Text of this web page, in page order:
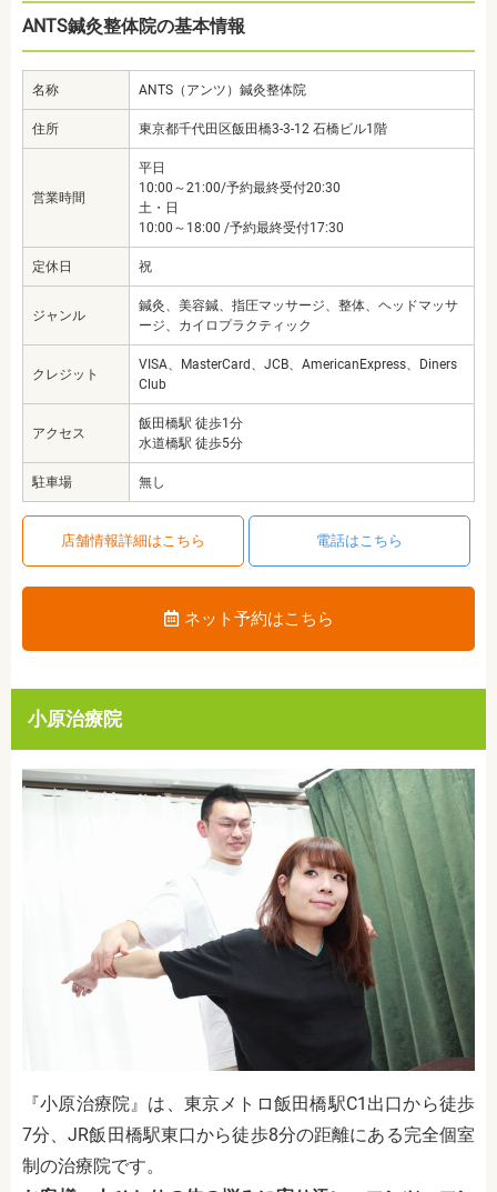
ANTS鍼灸整体院の基本情報
名称 ANTS（アンツ）鍼灸整体院
住所 東京都千代田区飯田橋3-3-12 石橋ビル1階
営業時間
平日
10:00～21:00/予約最終受付20:30
土・日
10:00～18:00 /予約最終受付17:30
定休日 祝
ジャンル
鍼灸、美容鍼、指圧マッサージ、整体、ヘッドマッサ
ージ、カイロプラクティック
クレジット
VISA、MasterCard、JCB、AmericanExpress、Diners
Club
アクセス
飯田橋駅 徒歩1分
水道橋駅 徒歩5分
駐車場 無し
店舗情報詳細はこちら 電話はこちら
ネット予約はこちら
小原治療院
『小原治療院』は、東京メトロ飯田橋駅C1出口から徒歩
7分、JR飯田橋駅東口から徒歩8分の距離にある完全個室
制の治療院です。